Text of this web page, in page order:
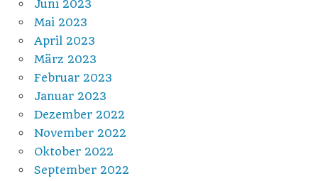
Juni 2023
Mai 2023
April 2023
März 2023
Februar 2023
Januar 2023
Dezember 2022
November 2022
Oktober 2022
September 2022